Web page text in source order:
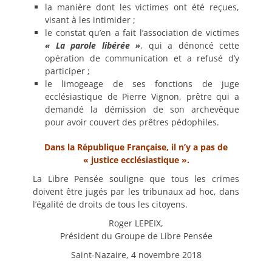
la manière dont les victimes ont été reçues,
visant à les intimider ;
le constat qu’en a fait l’association de victimes
« La parole libérée », qui a dénoncé cette
opération de communication et a refusé d’y
participer ;
le limogeage de ses fonctions de juge
ecclésiastique de Pierre Vignon, prêtre qui a
demandé la démission de son archevêque
pour avoir couvert des prêtres pédophiles.
Dans la République Française, il n’y a pas de
« justice ecclésiastique ».
La Libre Pensée souligne que tous les crimes
doivent être jugés par les tribunaux ad hoc, dans
l’égalité de droits de tous les citoyens.
Roger LEPEIX,
Président du Groupe de Libre Pensée
Saint-Nazaire, 4 novembre 2018